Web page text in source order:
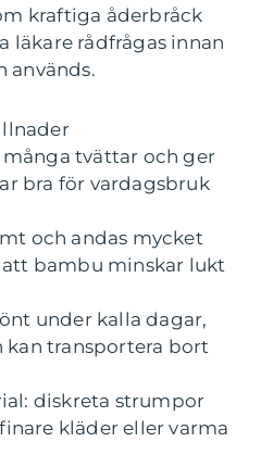
kraftiga åderbråck
läkare rådfrågas innan
används.
tvättar och ger
bra för vardagsbruk
och andas mycket
bambu minskar lukt
under kalla dagar,
transportera bort
diskreta strumpor
kläder eller varma